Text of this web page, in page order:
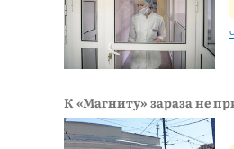
К «Магниту» зараза не